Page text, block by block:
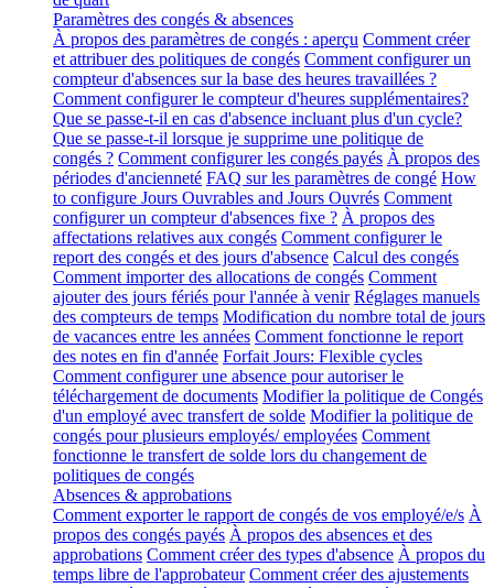
Paramètres des congés & absences
À propos des paramètres de congés : aperçu Comment créer
et attribuer des politiques de congés Comment configurer un
compteur d'absences sur la base des heures travaillées ?
Comment configurer le compteur d'heures supplémentaires?
Que se passe-t-il en cas d'absence incluant plus d'un cycle?
Que se passe-t-il lorsque je supprime une politique de
congés ? Comment configurer les congés payés À propos des
périodes d'ancienneté FAQ sur les paramètres de congé How
to configure Jours Ouvrables and Jours Ouvrés Comment
configurer un compteur d'absences fixe ? À propos des
affectations relatives aux congés Comment configurer le
report des congés et des jours d'absence Calcul des congés
Comment importer des allocations de congés Comment
ajouter des jours fériés pour l'année à venir Réglages manuels
des compteurs de temps Modification du nombre total de jours
de vacances entre les années Comment fonctionne le report
des notes en fin d'année Forfait Jours: Flexible cycles
Comment configurer une absence pour autoriser le
téléchargement de documents Modifier la politique de Congés
d'un employé avec transfert de solde Modifier la politique de
congés pour plusieurs employés/ employées Comment
fonctionne le transfert de solde lors du changement de
politiques de congés
Absences & approbations
Comment exporter le rapport de congés de vos employé/e/s À
propos des congés payés À propos des absences et des
approbations Comment créer des types d'absence À propos du
temps libre de l'approbateur Comment créer des ajustements